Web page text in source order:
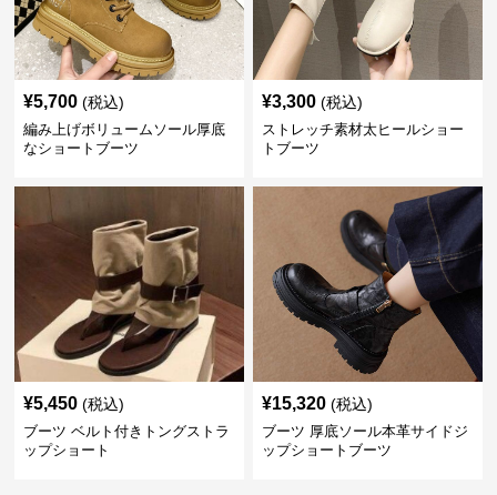
¥5,700 (税込)
編み上げボリュームソール厚底
なショートブーツ
¥3,300 (税込)
ストレッチ素材太ヒールショー
トブーツ
¥5,450 (税込)
ブーツ ベルト付きトングストラ
ップショート
¥15,320 (税込)
ブーツ 厚底ソール本革サイドジ
ップショートブーツ